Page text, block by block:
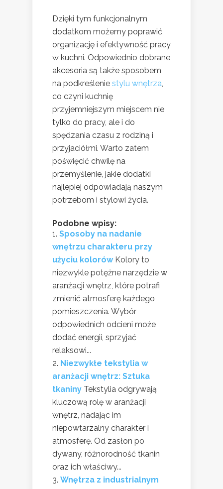
Dzięki tym funkcjonalnym
dodatkom możemy poprawić
organizację i efektywność pracy
w kuchni. Odpowiednio dobrane
akcesoria są także sposobem
na podkreślenie stylu wnętrza,
co czyni kuchnię
przyjemniejszym miejscem nie
tylko do pracy, ale i do
spędzania czasu z rodziną i
przyjaciółmi. Warto zatem
poświęcić chwilę na
przemyślenie, jakie dodatki
najlepiej odpowiadają naszym
potrzebom i stylowi życia.
Podobne wpisy:
Sposoby na nadanie
wnętrzu charakteru przy
użyciu kolorów Kolory to
niezwykle potężne narzędzie w
aranżacji wnętrz, które potrafi
zmienić atmosferę każdego
pomieszczenia. Wybór
odpowiednich odcieni może
dodać energii, sprzyjać
relaksowi...
Niezwykłe tekstylia w
aranżacji wnętrz: Sztuka
tkaniny Tekstylia odgrywają
kluczową rolę w aranżacji
wnętrz, nadając im
niepowtarzalny charakter i
atmosferę. Od zasłon po
dywany, różnorodność tkanin
oraz ich właściwy...
Wnętrza z industrialnym